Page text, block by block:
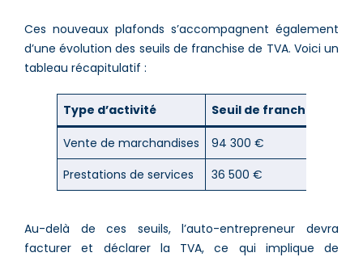
Ces nouveaux plafonds s’accompagnent également
d’une évolution des seuils de franchise de TVA. Voici un
tableau récapitulatif :
Type d’activité Seuil de franchise de
Vente de marchandises
94 300 €
Prestations de services
36 500 €
Au-delà de ces seuils, l’auto-entrepreneur devra
facturer et déclarer la TVA, ce qui implique de